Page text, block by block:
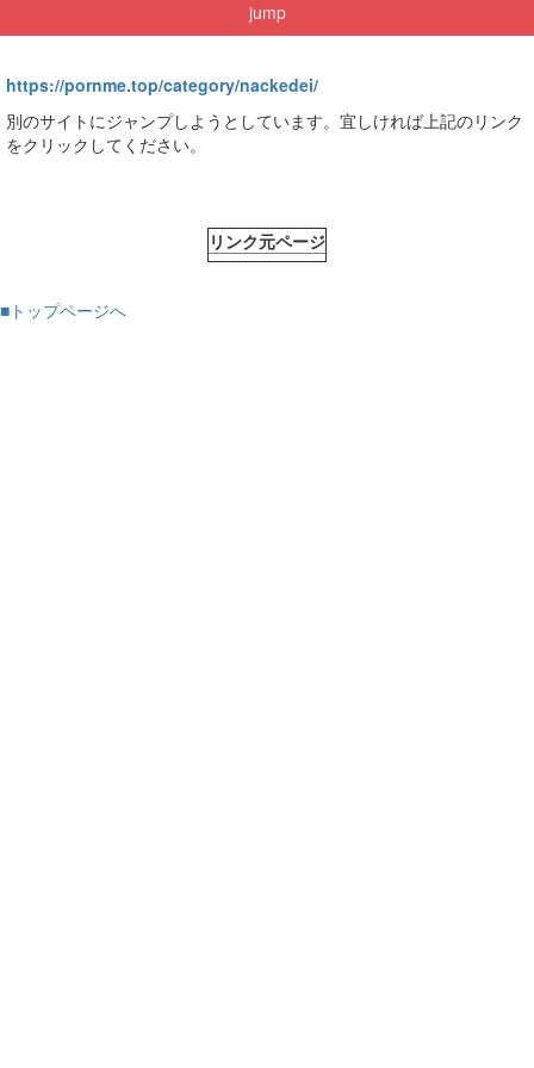
jump
https://pornme.top/category/nackedei/
別のサイトにジャンプしようとしています。宜しければ上記のリンク
をクリックしてください。
リンク元ページ
■トップページへ